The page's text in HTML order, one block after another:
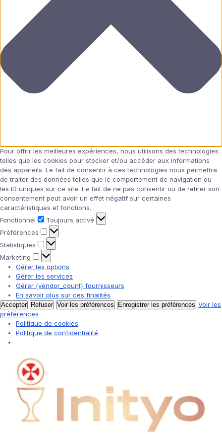
Pour offrir les meilleures expériences, nous utilisons des technologies
telles que les cookies pour stocker et/ou accéder aux informations
des appareils. Le fait de consentir à ces technologies nous permettra
de traiter des données telles que le comportement de navigation ou
les ID uniques sur ce site. Le fait de ne pas consentir ou de retirer son
consentement peut avoir un effet négatif sur certaines
caractéristiques et fonctions.
Fonctionnel
Fonctionnel
Toujours activé
Préférences
Préférences
Statistiques
Statistiques
Marketing
Marketing
Gérer les options
Gérer les services
Gérer {vendor_count} fournisseurs
En savoir plus sur ces finalités
Accepter Refuser Voir les préférences Enregistrer les préférences Voir les
préférences
Politique de cookies
Politique de confidentialité